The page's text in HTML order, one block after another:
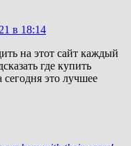
в 18:14
на этот сайт каждый
где купить
это лучшее